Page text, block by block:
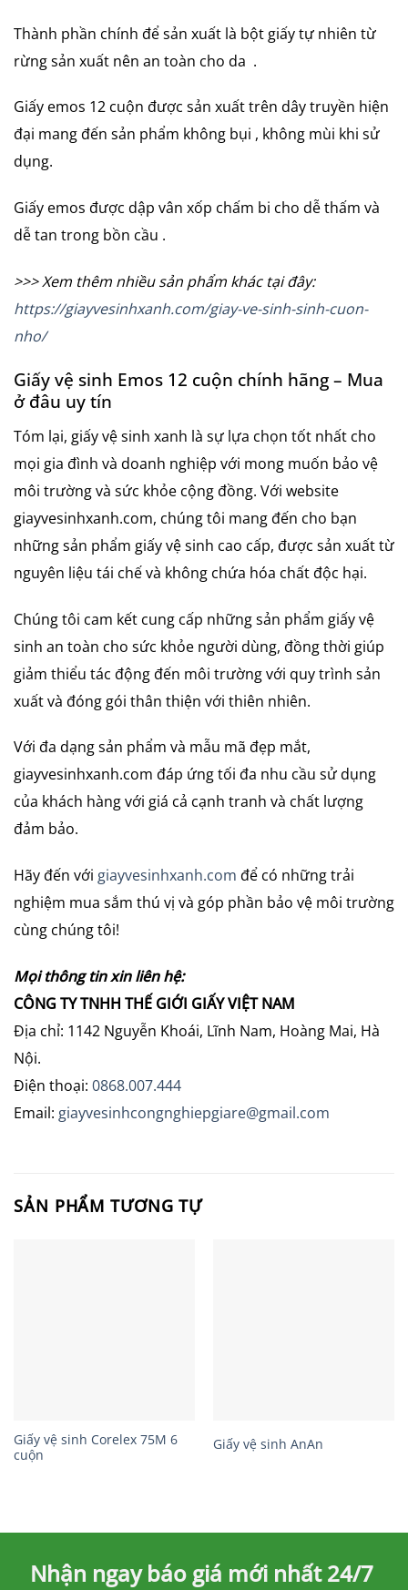
Thành phần chính để sản xuất là bột giấy tự nhiên từ
rừng sản xuất nên an toàn cho da .
Giấy emos 12 cuộn được sản xuất trên dây truyền hiện
đại mang đến sản phẩm không bụi , không mùi khi sử
dụng.
Giấy emos được dập vân xốp chấm bi cho dễ thấm và
dễ tan trong bồn cầu .
>>> Xem thêm nhiều sản phẩm khác tại đây:
https://giayvesinhxanh.com/giay-ve-sinh-sinh-cuon-
nho/
Giấy vệ sinh Emos 12 cuộn chính hãng – Mua
ở đâu uy tín
Tóm lại, giấy vệ sinh xanh là sự lựa chọn tốt nhất cho
mọi gia đình và doanh nghiệp với mong muốn bảo vệ
môi trường và sức khỏe cộng đồng. Với website
giayvesinhxanh.com, chúng tôi mang đến cho bạn
những sản phẩm giấy vệ sinh cao cấp, được sản xuất từ
nguyên liệu tái chế và không chứa hóa chất độc hại.
Chúng tôi cam kết cung cấp những sản phẩm giấy vệ
sinh an toàn cho sức khỏe người dùng, đồng thời giúp
giảm thiểu tác động đến môi trường với quy trình sản
xuất và đóng gói thân thiện với thiên nhiên.
Với đa dạng sản phẩm và mẫu mã đẹp mắt,
giayvesinhxanh.com đáp ứng tối đa nhu cầu sử dụng
của khách hàng với giá cả cạnh tranh và chất lượng
đảm bảo.
Hãy đến với giayvesinhxanh.com để có những trải
nghiệm mua sắm thú vị và góp phần bảo vệ môi trường
cùng chúng tôi!
Mọi thông tin xin liên hệ:
CÔNG TY TNHH THẾ GIỚI GIẤY VIỆT NAM
Địa chỉ: 1142 Nguyễn Khoái, Lĩnh Nam, Hoàng Mai, Hà
Nội.
Điện thoại: 0868.007.444
Email: giayvesinhcongnghiepgiare@gmail.com
SẢN PHẨM TƯƠNG TỰ
Giấy vệ sinh Corelex 75M 6
cuộn
Giấy vệ sinh AnAn
Nhận ngay báo giá mới nhất 24/7